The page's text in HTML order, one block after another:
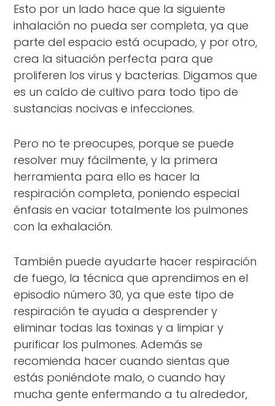
Esto por un lado hace que la siguiente
inhalación no pueda ser completa, ya que
parte del espacio está ocupado, y por otro,
crea la situación perfecta para que
proliferen los virus y bacterias. Digamos que
es un caldo de cultivo para todo tipo de
sustancias nocivas e infecciones.
Pero no te preocupes, porque se puede
resolver muy fácilmente, y la primera
herramienta para ello es hacer la
respiración completa, poniendo especial
énfasis en vaciar totalmente los pulmones
con la exhalación.
También puede ayudarte hacer respiración
de fuego, la técnica que aprendimos en el
episodio número 30, ya que este tipo de
respiración te ayuda a desprender y
eliminar todas las toxinas y a limpiar y
purificar los pulmones. Además se
recomienda hacer cuando sientas que
estás poniéndote malo, o cuando hay
mucha gente enfermando a tu alrededor,